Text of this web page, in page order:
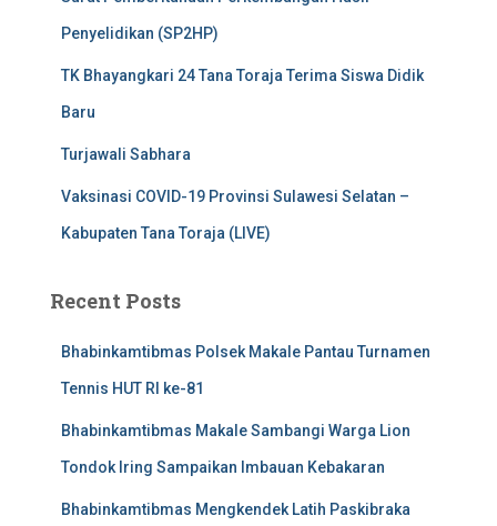
Penyelidikan (SP2HP)
TK Bhayangkari 24 Tana Toraja Terima Siswa Didik
Baru
Turjawali Sabhara
Vaksinasi COVID-19 Provinsi Sulawesi Selatan –
Kabupaten Tana Toraja (LIVE)
Recent Posts
Bhabinkamtibmas Polsek Makale Pantau Turnamen
Tennis HUT RI ke-81
Bhabinkamtibmas Makale Sambangi Warga Lion
Tondok Iring Sampaikan Imbauan Kebakaran
Bhabinkamtibmas Mengkendek Latih Paskibraka